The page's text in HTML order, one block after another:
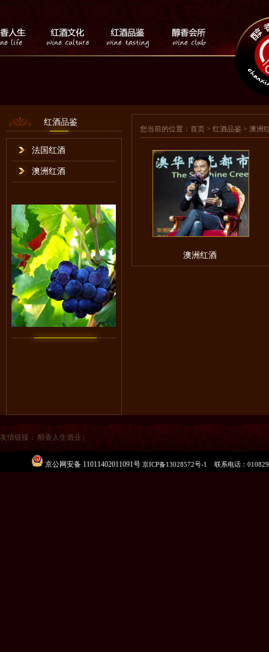
红酒品鉴
法国红酒
澳洲红酒
您当前的位置：首页 > 红酒品鉴 > 澳洲
澳洲红酒
友情链接：醇香人生酒业|
京公网安备 11011402011091号 京ICP备13028572号-1 联系电话：